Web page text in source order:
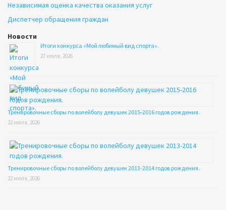
Независимая оценка качества оказания услуг
Диспетчер обращения граждан
Новости
Итоги конкурса «Мой любимый вид спорта».
27 июля, 2026
Тренировочные сборы по волейболу девушек 2015-2016 годов рождения.
22 июля, 2026
Тренировочные сборы по волейболу девушек 2013-2014 годов рождения.
22 июля, 2026